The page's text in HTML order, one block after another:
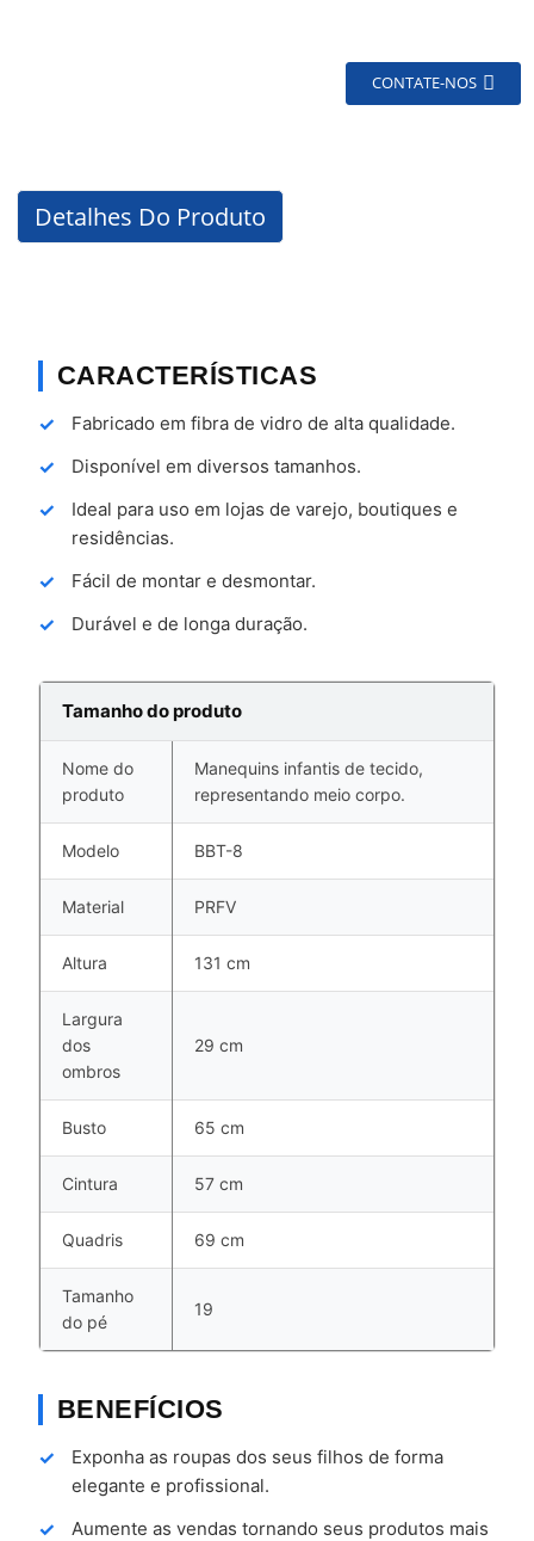
CONTATE-NOS
Detalhes Do Produto
CARACTERÍSTICAS
Fabricado em fibra de vidro de alta qualidade.
Disponível em diversos tamanhos.
Ideal para uso em lojas de varejo, boutiques e
residências.
Fácil de montar e desmontar.
Durável e de longa duração.
Tamanho do produto
Nome do
produto
Manequins infantis de tecido,
representando meio corpo.
Modelo BBT-8
Material PRFV
Altura 131 cm
Largura
dos
ombros
29 cm
Busto 65 cm
Cintura 57 cm
Quadris 69 cm
Tamanho
do pé
19
BENEFÍCIOS
Exponha as roupas dos seus filhos de forma
elegante e profissional.
Aumente as vendas tornando seus produtos mais